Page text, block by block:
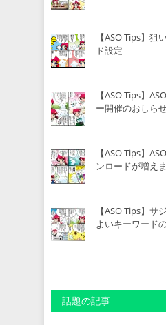
【ASO Tips】
ド設定
【ASO Tips】
ー開催のおしら
【ASO Tips】
ンロードが増え
【ASO Tips】
よいキーワード
話題の記事